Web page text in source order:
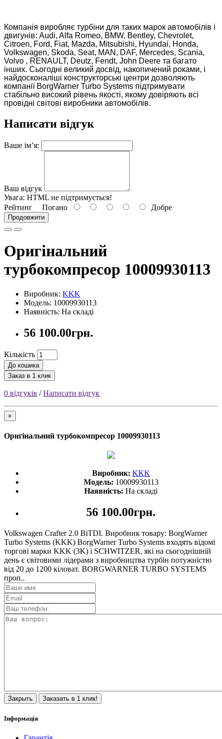
Компанія виробляє турбіни для таких марок автомобілів і
двигунів: Audi, Alfa Romeo, BMW, Bentley, Chevrolet,
Citroen, Ford, Fiat, Mazda, Mitsubishi, Hyundai, Honda,
Volkswagen, Skoda, Seat, MAN, DAF, Mercedes, Scania,
Volvo , RENAULT, Deutz, Fendt, John Deere та багато
інших. Сьогодні великий досвід, накопичений роками, і
найдосконаліші конструкторські центри дозволяють
компанії BorgWarner Turbo Systems підтримувати
стабільно високий рівень якості, якому довіряють всі
провідні світові виробники автомобілів.
Написати відгук
Ваше ім’я:
Ваш відгук
Увага: HTML не підтримується!
Рейтинг Погано Добре
Продовжити
Оригінальний
турбокомпресор 10009930113
Виробник: KKK
Модель: 10009930113
Наявність: На складі
56 100.00грн.
Кількість
До кошика
Заказ в 1 клик
0 відгуків /Написати відгук
×
Оригінальний турбокомпресор 10009930113
Виробник: KKK
Модель: 10009930113
Наявність: На складі
56 100.00грн.
Volkswagen Crafter 2.0 BiTDI. Виробник товару: BorgWarner
Turbo Systems (KKK) BorgWarner Turbo Systems входять відомі
торгові марки KKK (3K) і SCHWITZER, які на сьогоднішній
день є світовими лідерами з виробництва турбін потужністю
від 20 до 1200 кіловат. BORGWARNER TURBO SYSTEMS
проп..
Закрыть Заказать в 1 клик!
Інформація